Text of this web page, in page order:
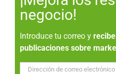
negocio!
Introduce tu correo y
publicaciones sobre
Dirección